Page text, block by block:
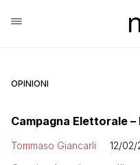
OPINIONI
Campagna Elettorale –
Tommaso Giancarli 12/02/